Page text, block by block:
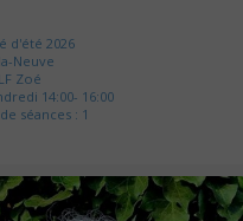
d'été 2026
Neuve
Zoé
14:00- 16:00
séances : 1